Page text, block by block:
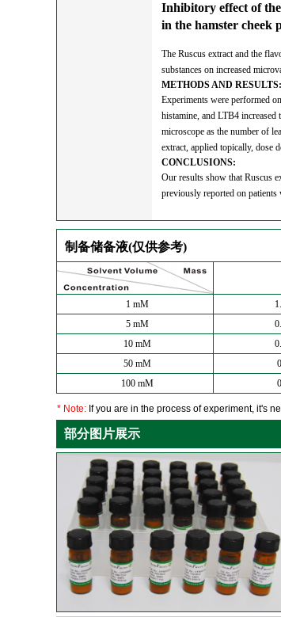
Inhibitory effect of
in the hamster cheek
The Ruscus extract and the
substances on increased
METHODS AND RESULTS:
Experiments were performed
histamine, and LTB4
microscope as the number of
extract, applied topically, dose
CONCLUSIONS:
Our results show that Ruscus
previously reported on
制备储备液(仅供参考)
1 mM
5 mM
10 mM
50 mM
100 mM
* Note: If you are in the process of experiment, it's
部分图片展示